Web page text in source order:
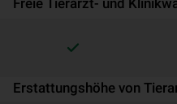
Freie Tierarzt- und
Erstattungshöhe von